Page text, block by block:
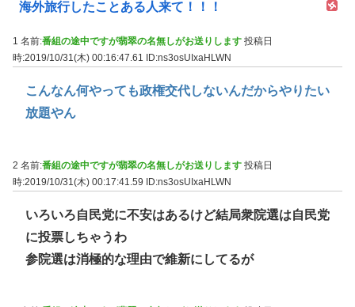
海外旅行したことある人来て！！！
1 名前:番組の途中ですが翡翠の名無しがお送りします 投稿日
時:2019/10/31(木) 00:16:47.61
ID:ns3osUIxaHLWN
こんなん何やっても政権交代しないんだからやりたい
放題やん
2 名前:番組の途中ですが翡翠の名無しがお送りします 投稿日
時:2019/10/31(木) 00:17:41.59 ID:ns3osUIxaHLWN
いろいろ自民党に不安はあるけど結局衆院選は自民党
に投票しちゃうわ
参院選は消極的な理由で維新にしてるが